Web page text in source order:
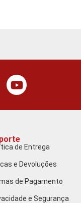
de Entrega
e Devoluções
de Pagamento
e Segurança